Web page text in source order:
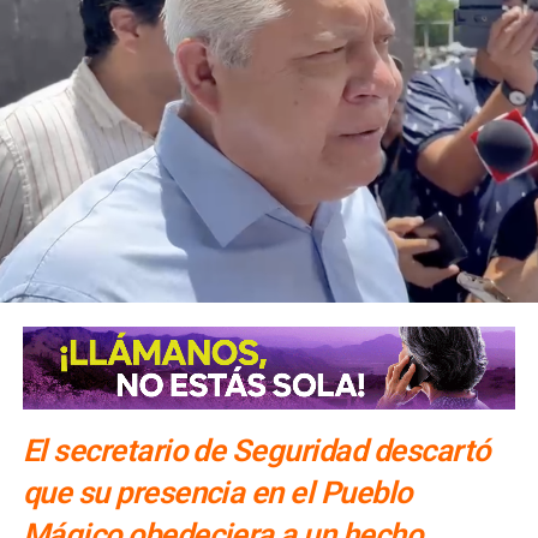
Ricardo Gallardo reconoció la labor de la Secretaría de la
Defensa Nacional mediante la aplicación del Plan DN-III-E,
así como el trabajo del Heroico Cuerpo de Bomberos y de
las agrupaciones de salvamento y rescate, cuyos
integrantes, dijo, son auténticos héroes que protegen
diariamente la vida, la integridad y el patrimonio de la
población.
El secretario de Seguridad descartó
que su presencia en el Pueblo